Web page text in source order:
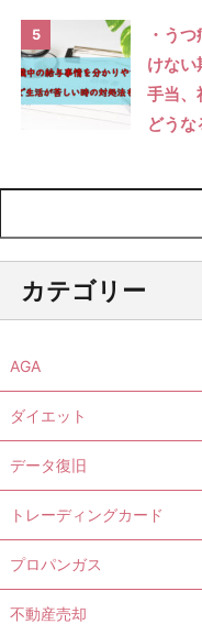
5
・う
けない
手当、
どうな
カテゴリー
AGA
ダイエット
データ復旧
トレーディングカード
プロパンガス
不動産売却